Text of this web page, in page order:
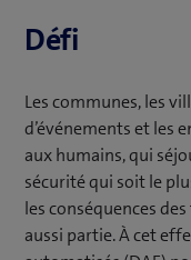
Défi
Les communes, les
d’événements et les
aux humains, qui
sécurité qui soit le
les conséquences
aussi partie. À cet